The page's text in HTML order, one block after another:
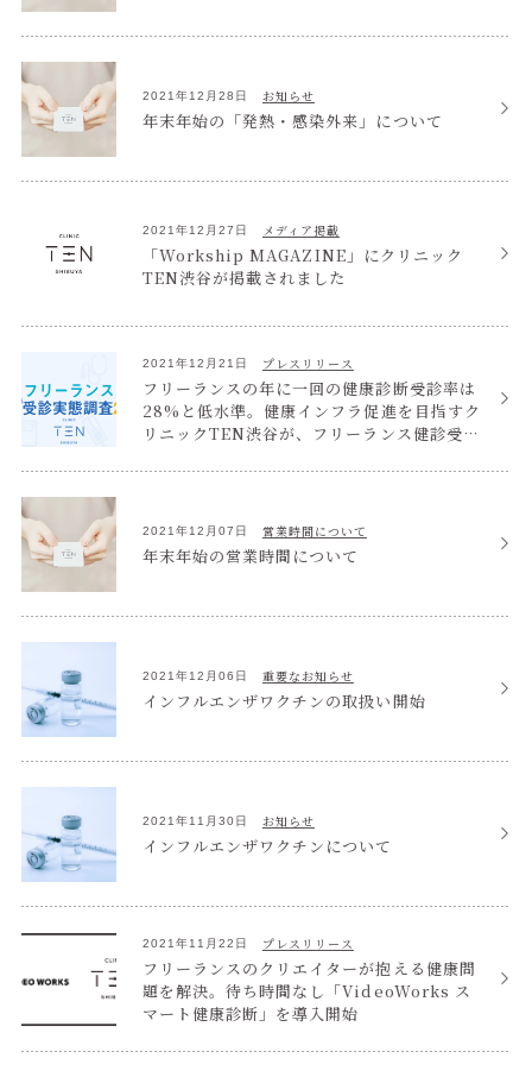
2021年12月28日 お知らせ
年末年始の「発熱・感染外来」について
2021年12月27日 メディア掲載
「Workship MAGAZINE」にクリニック
TEN渋谷が掲載されました
2021年12月21日 プレスリリース
フリーランスの年に一回の健康診断受診率は
28%と低水準。健康インフラ促進を目指すク
リニックTEN渋谷が、フリーランス健診受診
2021年12月07日 営業時間について
年末年始の営業時間について
2021年12月06日 重要なお知らせ
インフルエンザワクチンの取扱い開始
2021年11月30日 お知らせ
インフルエンザワクチンについて
2021年11月22日 プレスリリース
フリーランスのクリエイターが抱える健康問
題を解決。待ち時間なし「VideoWorks ス
マート健康診断」を導入開始